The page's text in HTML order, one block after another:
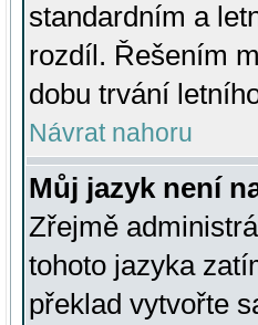
standardním a
rozdíl. Řešením
dobu trvání
Návrat nahoru
Můj jazyk není
Zřejmě
tohoto jazyka
překlad vytvořte